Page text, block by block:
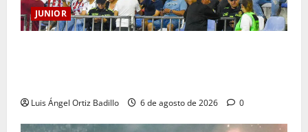
JUNIOR
Luis Ángel Ortiz Badillo 6 de agosto de 2026 0